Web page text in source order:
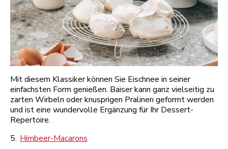
Mit diesem Klassiker können Sie Eischnee in seiner
einfachsten Form genießen. Baiser kann ganz vielseitig zu
zarten Wirbeln oder knusprigen Pralinen geformt werden
und ist eine wundervolle Ergänzung für Ihr Dessert-
Repertoire.
5. Himbeer-Macarons